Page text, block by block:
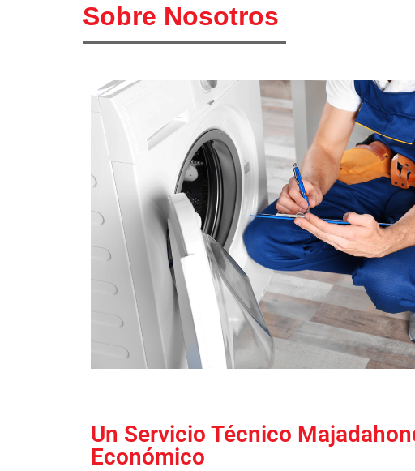
Sobre Nosotros
Un Servicio Técnico
Económico